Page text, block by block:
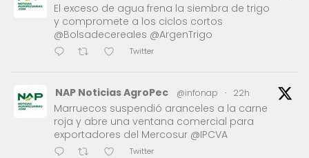
El exceso de agua frena la siembra de trigo
y compromete a los ciclos cortos
@Bolsadecereales @ArgenTrigo
Twitter
NAP Noticias AgroPec @infonap · 22h
Marruecos suspendió aranceles a la carne
roja y abre una ventana comercial para
exportadores del Mercosur @IPCVA
Twitter